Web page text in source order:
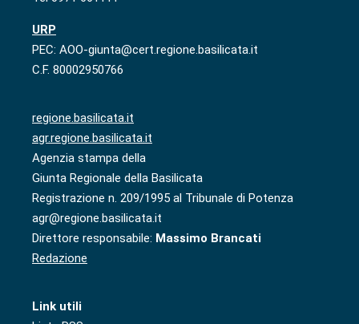
URP
PEC: AOO-giunta@cert.regione.basilicata.it
C.F. 80002950766
regione.basilicata.it
agr.regione.basilicata.it
Agenzia stampa della
Giunta Regionale della Basilicata
Registrazione n. 209/1995 al Tribunale di Potenza
agr@regione.basilicata.it
Direttore responsabile: Massimo Brancati
Redazione
Link utili